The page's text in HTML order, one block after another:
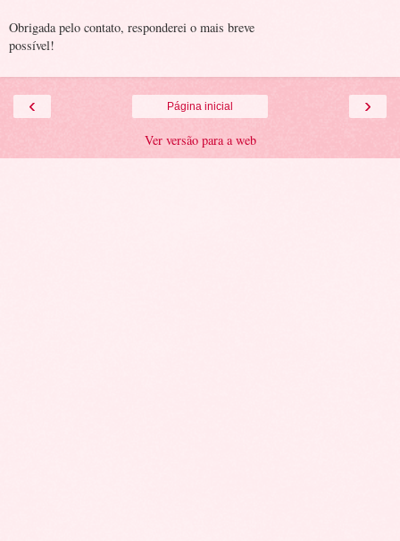
Obrigada pelo contato, responderei o mais breve
possível!
‹ ›
Página inicial
Ver versão para a web